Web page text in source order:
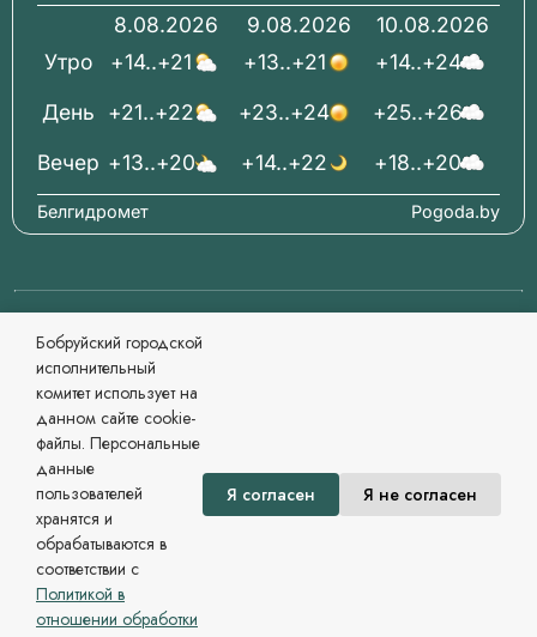
8.08.2026
+14..+21
+21..+22
+13..+20
9.08.2026
+13..+21
+23..+24
+14..+22
10.08.2026
+14..+24
+25..+26
+18..+20
Вечер
День
Утро
Pogoda.by
Белгидромет
© 2006-2026 Бобруйский городской исполнительный
комитет Официальный сайт
При перепечатке материалов ссылка обязательна.
Разработка и сопровождение
Могилевский региональный информационный центр
Сайт зарегистрирован в Государственном регистре
информационных ресурсов Республики Беларусь. №
7822542479 от 09.04.2025г.
Политика в области обработки персональных данных
Бобруйский городской
исполнительный
комитет использует на
данном сайте cookie-
файлы. Персональные
данные
пользователей
хранятся и
обрабатываются в
соответствии с
Политикой в
отношении обработки
Я согласен Я не согласен